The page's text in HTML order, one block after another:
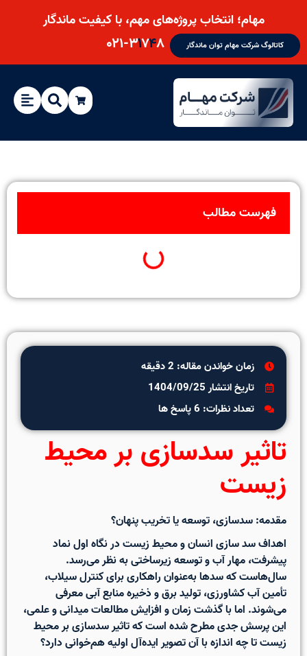
مهام؛ انتخاب پروژه‌های مهم، با کیفیت ماندگار
کاتالوگ شرکت مهام توان ماندگار ۰۲۱-۳۱۷۴۸
فهرست مطالب
زمان خواندن مقاله: 2 دقیقه
تاریخ انتشار 1404/09/25
تعداد نظرات: 6 پاسخ ها
تاثیر سدسازی بر محیط
زیست
مقدمه: سدسازی، توسعه یا تخریب پنهان؟
اهداف سد سازی انسان و محیط زیستدر نگاه اول نماد
پیشرفت، مهار آب و توسعه زیرساختی به نظر می‌رسد.
سال‌هاست که سدها به‌عنوان راهکاری برای کنترل سیلاب،
تأمین آب کشاورزی، تولید برق و ذخیره منابع آبی معرفی
می‌شوند. اما با گذشت زمان و افزایش مطالعات میدانی و علمی،
این پرسش جدی مطرح شده است کهتاثیر سدسازی بر محیط
زیستتا چه اندازه با آن تصویر ایده‌آل اولیه هم‌خوانی دارد؟